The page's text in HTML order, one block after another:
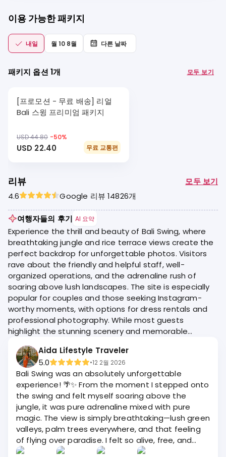
이용 가능한 패키지
내일 월 10 8월 다른 날짜
패키지 옵션 1개 모두 보기
[프로모션 - 무료 배송] 리얼
Bali 스윙 프리미엄 패키지
USD 44.80 -50%
USD 22.40 무료 교통편
리뷰
모두 보기
4.6
Google 리뷰 14826개
여행자들의 후기 AI 요약
Experience the thrill and beauty of Bali Swing, where
breathtaking jungle and rice terrace views create the
perfect backdrop for unforgettable photos. Visitors
rave about the friendly and helpful staff, well-
organized operations, and the adrenaline rush of
soaring above lush landscapes. The site is especially
popular for couples and those seeking Instagram-
worthy moments, with options for dress rentals and
professional photography. While most guests
highlight the stunning scenery and memorable
inflexible packages, and occasional staff rudeness.
Aida Lifestyle Traveler
5.0
•12 2월 2026
Bali Swing was an absolutely unforgettable
experience! 🌴✨ From the moment I stepped onto
the swing and felt myself soaring above the
jungle, it was pure adrenaline mixed with pure
magic. The view is simply breathtaking—lush green
valleys, palm trees everywhere, and that feeling
of flying over paradise. I felt so alive, free, and
powerful up there. It’s not just about taking